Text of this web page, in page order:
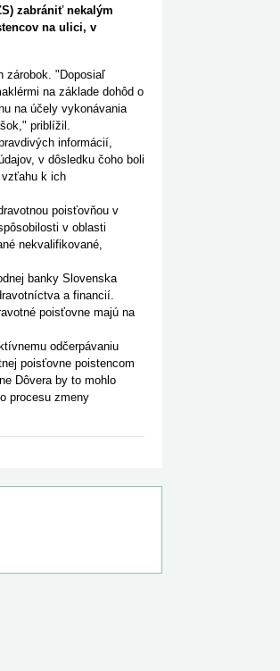
zabrániť nekalým
na ulici, v
zárobok. "Doposiaľ
na základe dohôd o
na účely vykonávania
priblížil.
informácií,
v dôsledku čoho boli
vzťahu k ich
poisťovňou v
v oblasti
nekvalifikované,
banky Slovenska
a financií.
poisťovne majú na
odčerpávaniu
poisťovne poistencom
Dôvera by to mohlo
procesu zmeny